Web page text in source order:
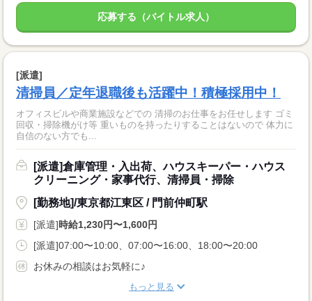
応募する（バイトル求人）
[派遣]
清掃員／定年退職後も活躍中！積極採用中！
オフィスビルや商業施設などでの 清掃のお仕事をお任せします ゴミ
回収・掃除機がけ等 重いものを持ったりすることはないので 体力に
自信のない方でも...
[派遣]倉庫管理・入出荷、ハウスキーパー・ハウス
クリーニング・家事代行、清掃員・掃除
[勤務地]/東京都江東区 / 門前仲町駅
[派遣]時給1,230円〜1,600円
[派遣]07:00〜10:00、07:00〜16:00、18:00〜20:00
お休みの相談はお気軽に♪
もっと見る